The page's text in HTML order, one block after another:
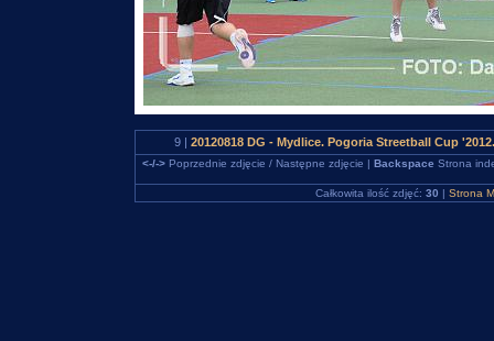
9 | 20120818 DG - Mydlice. Pogoria Streetball Cup
<-/->Poprzednie zdjęcie / Następne zdjęcie | Backspace Strona
Całkowita ilość zdjęć: 30 | Strona